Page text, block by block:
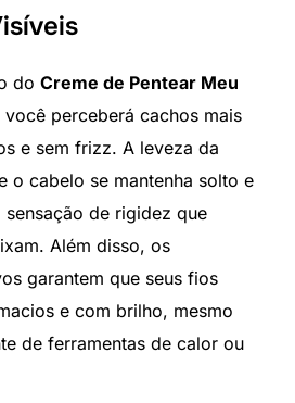
do Creme de Pentear Meu
você perceberá cachos mais
e sem frizz. A leveza da
o cabelo se mantenha solto e
sensação de rigidez que
Além disso, os
garantem que seus fios
e com brilho, mesmo
de ferramentas de calor ou